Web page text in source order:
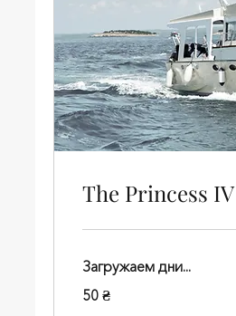
The Princess IV
Загружаем дни...
украинских
50 ₴